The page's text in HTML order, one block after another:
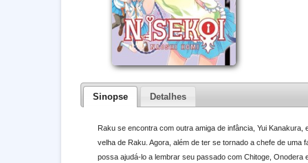
Sinopse Detalhes
Raku se encontra com outra amiga de infância, Yui
velha de Raku. Agora, além de ter se tornado a chefe de uma
possa ajudá-lo a lembrar seu passado com Chitoge, Onodera